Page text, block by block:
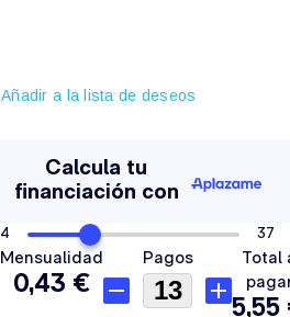
Añadir a la lista de deseos